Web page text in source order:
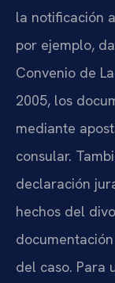
la notificación
por ejemplo,
Convenio de
2005, los
mediante
consular.
declaración
hechos del
del caso. Para